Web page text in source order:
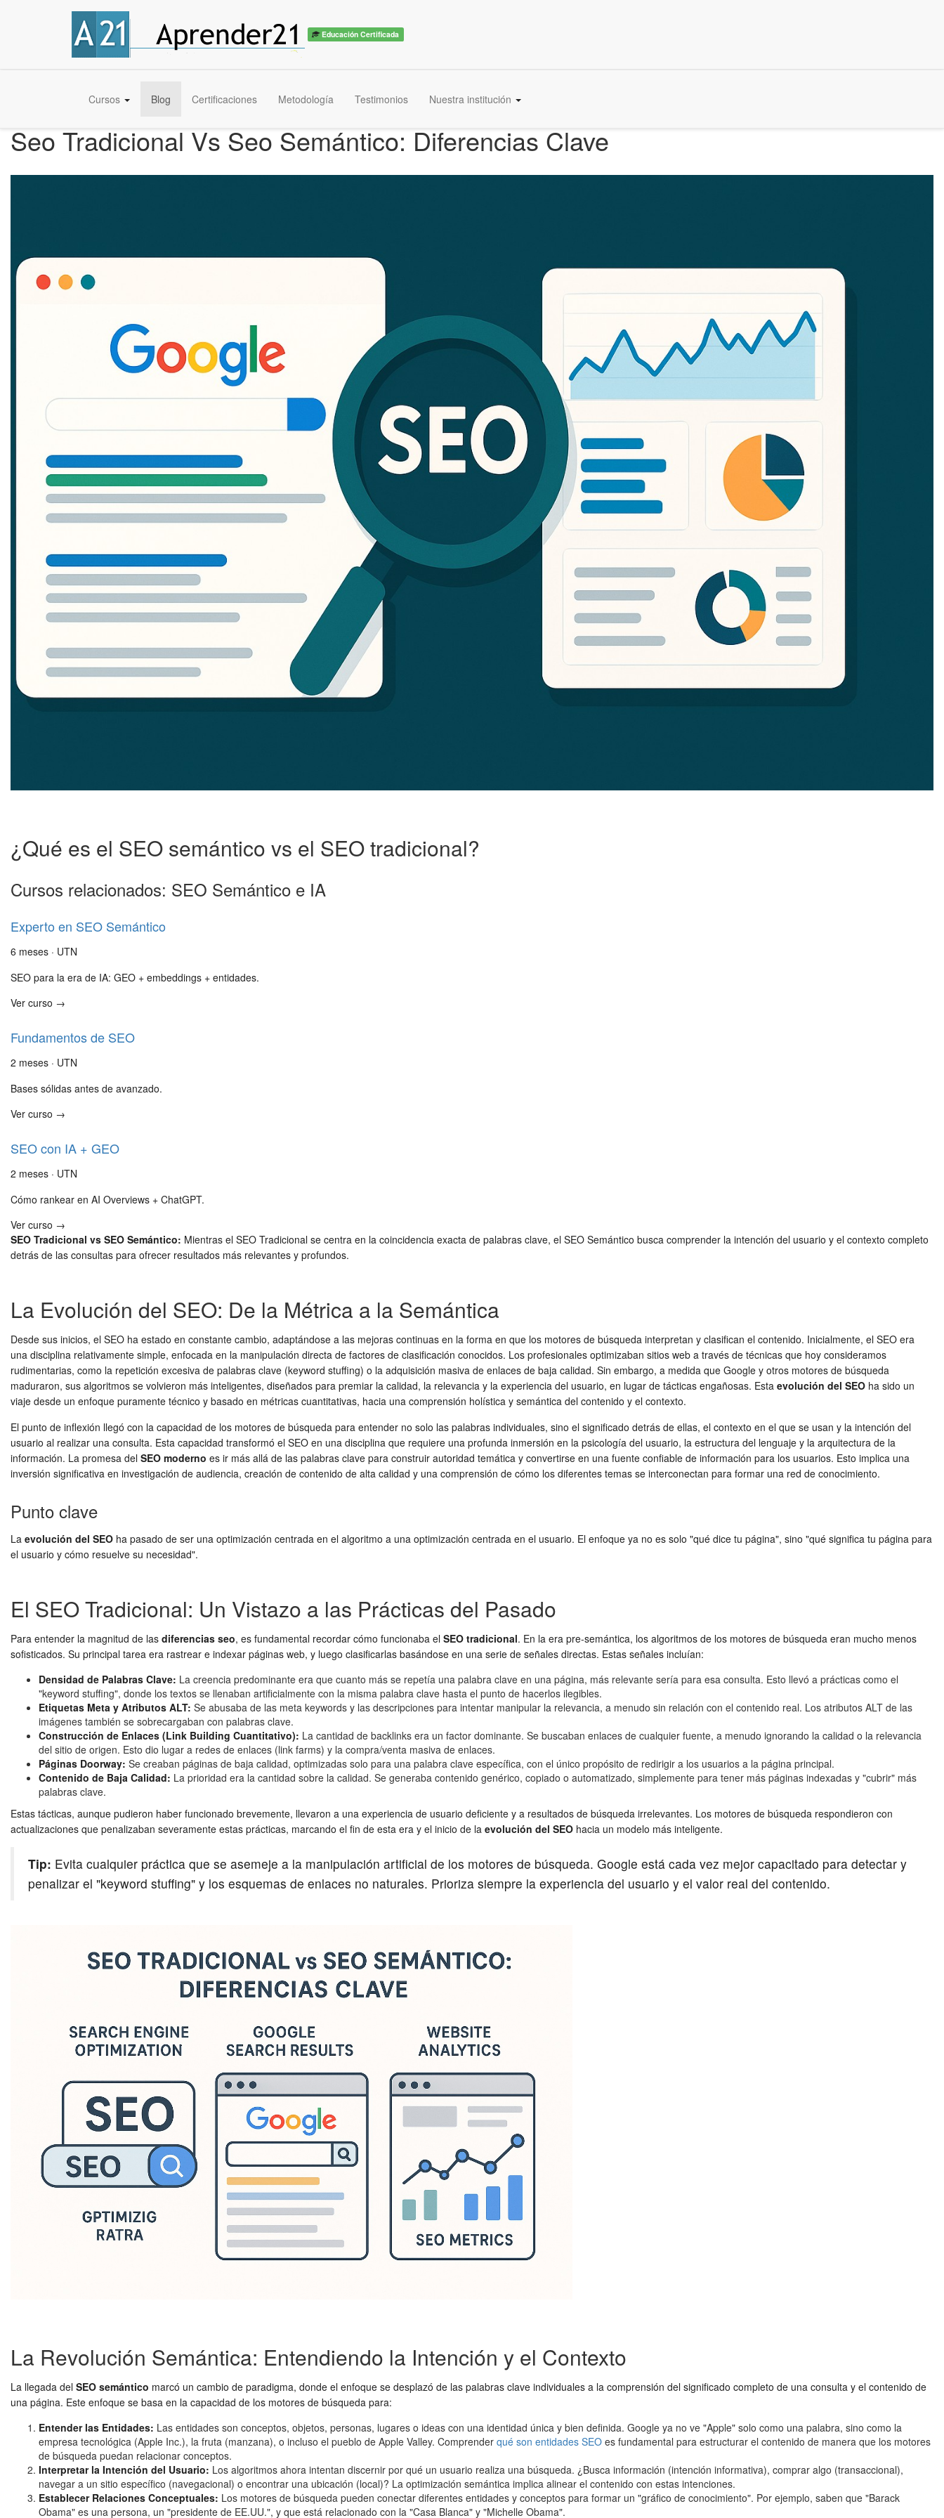
Educación Certificada
Cursos Blog Certificaciones Metodología Testimonios Nuestra institución
Seo Tradicional Vs Seo Semántico: Diferencias Clave
¿Qué es el SEO semántico vs el SEO tradicional?
Cursos relacionados: SEO Semántico e IA
Experto en SEO Semántico
6 meses · UTN
SEO para la era de IA: GEO + embeddings + entidades.
Ver curso →
Fundamentos de SEO
2 meses · UTN
Bases sólidas antes de avanzado.
Ver curso →
SEO con IA + GEO
2 meses · UTN
Cómo rankear en AI Overviews + ChatGPT.
Ver curso →
SEO Tradicional vs SEO Semántico: Mientras el SEO Tradicional se centra en la coincidencia exacta de palabras clave, el SEO Semántico busca comprender la intención del usuario y el contexto completo
detrás de las consultas para ofrecer resultados más relevantes y profundos.
La Evolución del SEO: De la Métrica a la Semántica
Desde sus inicios, el SEO ha estado en constante cambio, adaptándose a las mejoras continuas en la forma en que los motores de búsqueda interpretan y clasifican el contenido. Inicialmente, el SEO era
una disciplina relativamente simple, enfocada en la manipulación directa de factores de clasificación conocidos. Los profesionales optimizaban sitios web a través de técnicas que hoy consideramos
rudimentarias, como la repetición excesiva de palabras clave (keyword stuffing) o la adquisición masiva de enlaces de baja calidad. Sin embargo, a medida que Google y otros motores de búsqueda
maduraron, sus algoritmos se volvieron más inteligentes, diseñados para premiar la calidad, la relevancia y la experiencia del usuario, en lugar de tácticas engañosas. Esta evolución del SEO ha sido un
viaje desde un enfoque puramente técnico y basado en métricas cuantitativas, hacia una comprensión holística y semántica del contenido y el contexto.
El punto de inflexión llegó con la capacidad de los motores de búsqueda para entender no solo las palabras individuales, sino el significado detrás de ellas, el contexto en el que se usan y la intención del
usuario al realizar una consulta. Esta capacidad transformó el SEO en una disciplina que requiere una profunda inmersión en la psicología del usuario, la estructura del lenguaje y la arquitectura de la
información. La promesa del SEO moderno es ir más allá de las palabras clave para construir autoridad temática y convertirse en una fuente confiable de información para los usuarios. Esto implica una
inversión significativa en investigación de audiencia, creación de contenido de alta calidad y una comprensión de cómo los diferentes temas se interconectan para formar una red de conocimiento.
Punto clave
La evolución del SEO ha pasado de ser una optimización centrada en el algoritmo a una optimización centrada en el usuario. El enfoque ya no es solo "qué dice tu página", sino "qué significa tu página para
el usuario y cómo resuelve su necesidad".
El SEO Tradicional: Un Vistazo a las Prácticas del Pasado
Para entender la magnitud de las diferencias seo, es fundamental recordar cómo funcionaba el SEO tradicional. En la era pre-semántica, los algoritmos de los motores de búsqueda eran mucho menos
sofisticados. Su principal tarea era rastrear e indexar páginas web, y luego clasificarlas basándose en una serie de señales directas. Estas señales incluían:
Densidad de Palabras Clave: La creencia predominante era que cuanto más se repetía una palabra clave en una página, más relevante sería para esa consulta. Esto llevó a prácticas como el
"keyword stuffing", donde los textos se llenaban artificialmente con la misma palabra clave hasta el punto de hacerlos ilegibles.
Etiquetas Meta y Atributos ALT: Se abusaba de las meta keywords y las descripciones para intentar manipular la relevancia, a menudo sin relación con el contenido real. Los atributos ALT de las
imágenes también se sobrecargaban con palabras clave.
Construcción de Enlaces (Link Building Cuantitativo): La cantidad de backlinks era un factor dominante. Se buscaban enlaces de cualquier fuente, a menudo ignorando la calidad o la relevancia
del sitio de origen. Esto dio lugar a redes de enlaces (link farms) y la compra/venta masiva de enlaces.
Páginas Doorway: Se creaban páginas de baja calidad, optimizadas solo para una palabra clave específica, con el único propósito de redirigir a los usuarios a la página principal.
Contenido de Baja Calidad: La prioridad era la cantidad sobre la calidad. Se generaba contenido genérico, copiado o automatizado, simplemente para tener más páginas indexadas y "cubrir" más
palabras clave.
Estas tácticas, aunque pudieron haber funcionado brevemente, llevaron a una experiencia de usuario deficiente y a resultados de búsqueda irrelevantes. Los motores de búsqueda respondieron con
actualizaciones que penalizaban severamente estas prácticas, marcando el fin de esta era y el inicio de la evolución del SEO hacia un modelo más inteligente.
Tip: Evita cualquier práctica que se asemeje a la manipulación artificial de los motores de búsqueda. Google está cada vez mejor capacitado para detectar y
penalizar el "keyword stuffing" y los esquemas de enlaces no naturales. Prioriza siempre la experiencia del usuario y el valor real del contenido.
La Revolución Semántica: Entendiendo la Intención y el Contexto
La llegada del SEO semántico marcó un cambio de paradigma, donde el enfoque se desplazó de las palabras clave individuales a la comprensión del significado completo de una consulta y el contenido de
una página. Este enfoque se basa en la capacidad de los motores de búsqueda para:
Entender las Entidades: Las entidades son conceptos, objetos, personas, lugares o ideas con una identidad única y bien definida. Google ya no ve "Apple" solo como una palabra, sino como la
empresa tecnológica (Apple Inc.), la fruta (manzana), o incluso el pueblo de Apple Valley. Comprender qué son entidades SEO es fundamental para estructurar el contenido de manera que los motores
de búsqueda puedan relacionar conceptos.
Interpretar la Intención del Usuario: Los algoritmos ahora intentan discernir por qué un usuario realiza una búsqueda. ¿Busca información (intención informativa), comprar algo (transaccional),
navegar a un sitio específico (navegacional) o encontrar una ubicación (local)? La optimización semántica implica alinear el contenido con estas intenciones.
Establecer Relaciones Conceptuales: Los motores de búsqueda pueden conectar diferentes entidades y conceptos para formar un "gráfico de conocimiento". Por ejemplo, saben que "Barack
Obama" es una persona, un "presidente de EE.UU.", y que está relacionado con la "Casa Blanca" y "Michelle Obama".